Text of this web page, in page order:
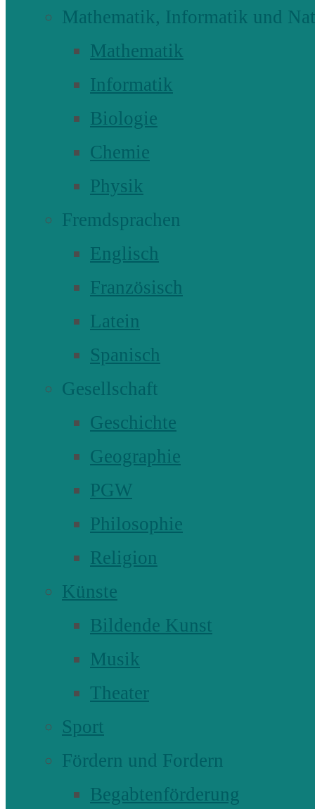
Mathematik, Informatik und
Mathematik
Informatik
Biologie
Chemie
Physik
Fremdsprachen
Englisch
Französisch
Latein
Spanisch
Gesellschaft
Geschichte
Geographie
PGW
Philosophie
Religion
Künste
Bildende Kunst
Musik
Theater
Sport
Fördern und Fordern
Begabtenförderung